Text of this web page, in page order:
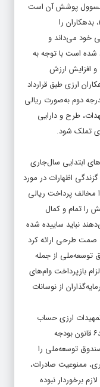
مسوول پوشش آن است
را
خود می‌داند و
شده است با توجه به
و افزایش ارزش
ارزی طبق قرارداد
دوم به‌صورت ریالی
طرح و دارایی
تملک شود.
ابتدایی سال‌جاری
اظهارات در مورد
مخالف پرداخت ریالی
را تمام و کمال
نباید ساییده شده
صمت طرحی ارائه کرد
توسعه‌ملی از جمله
بازپرداخت وام‌های
از نوسانات
ارزی حساب
ذخیره ارزی، تسهیلات ارزی موضوع جزء«د» بند‌‌‌‌‌‌۶ قانون بودجه
صندوق توسعه‌ملی را
ممنوعیت صادرات،
برخوردار نبوده